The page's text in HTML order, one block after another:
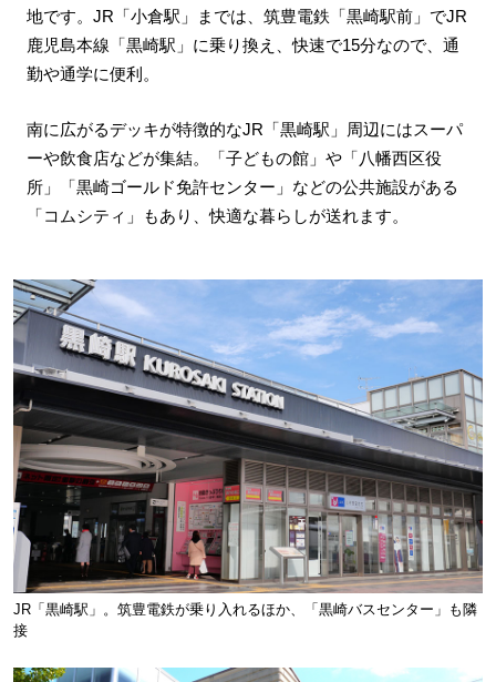
地です。JR「小倉駅」までは、筑豊電鉄「黒崎駅前」でJR
鹿児島本線「黒崎駅」に乗り換え、快速で15分なので、通
勤や通学に便利。
南に広がるデッキが特徴的なJR「黒崎駅」周辺にはスーパ
ーや飲食店などが集結。「子どもの館」や「八幡西区役
所」「黒崎ゴールド免許センター」などの公共施設がある
「コムシティ」もあり、快適な暮らしが送れます。
JR「黒崎駅」。筑豊電鉄が乗り入れるほか、「黒崎バスセンター」も隣
接